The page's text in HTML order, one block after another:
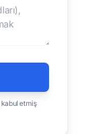
kabul etmiş